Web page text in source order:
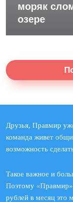
моряк
озере
Друзья, Правмир
команда живет
возможность
Такое важное и
Поэтому
рублей в месяц это